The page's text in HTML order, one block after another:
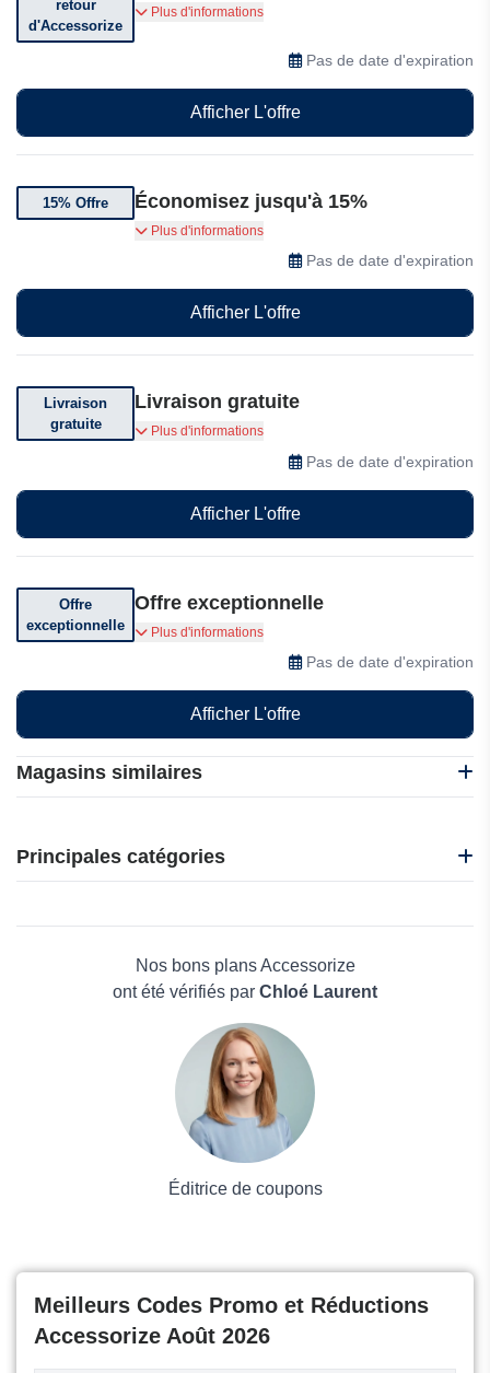
Magasins similaires
i-Run
Idakoos
Nasty Gal
Principales catégories
Maison & JardinNos bons plans Accessorize
ont été vérifiés par Chloé Laurent
Éditrice de coupons
retour
d'Accessorize
Vous pouvez retourner votre commande dans
Plus d'informations
Pas de date d'expiration
Afficher L'offre
15% Offre Économisez jusqu'à 15%
Profitez de 15% de réduction* sur votre première
commande en vous inscrivant à notre newsletter
Plus d'informations
Pas de date d'expiration
Afficher L'offre
Livraison
gratuite
Livraison gratuite
Livraison offerte dès 45 euros d'achat
Plus d'informations
Pas de date d'expiration
Afficher L'offre
Offre
exceptionnelle
Offre exceptionnelle
Profitez d'offres exceptionnelles !
Plus d'informations
Pas de date d'expiration
Afficher L'offre
Meilleurs Codes Promo et Réductions
Accessorize Août 2026